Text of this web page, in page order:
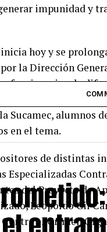
impunidad y
hoy y se
la Dirección
funcionarios de
en la lucha
Sucamec, alumnos
en el tema.
de distintas
Especializadas
del Proyecto de
Leopoldo Gil
Contra el Crimen